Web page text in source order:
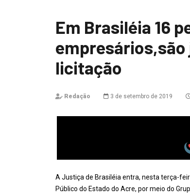
Em Brasiléia 16
licitação
Redação 3 de setembro de 2019
A Justiça de Brasiléia entra, nesta terça-
Público do Estado do Acre, por meio do